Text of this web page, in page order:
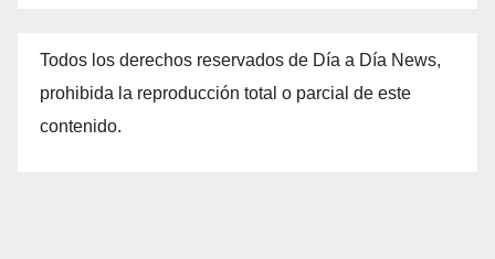
Todos los derechos reservados de Día a Día News,
prohibida la reproducción total o parcial de este
contenido.